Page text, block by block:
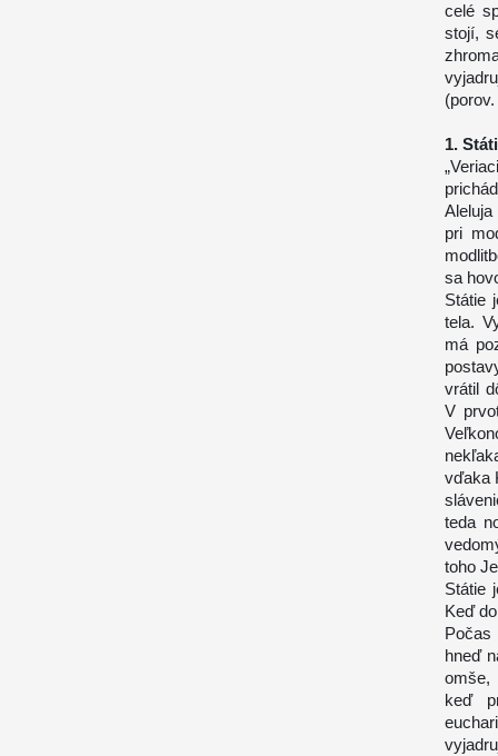
celé
stojí,
1.
Aleluja
pri
sa
Státie
tela.
má
vrátil
V
vďaka
teda
toho
Státie
Keď
Počas
hneď
omše,
keď